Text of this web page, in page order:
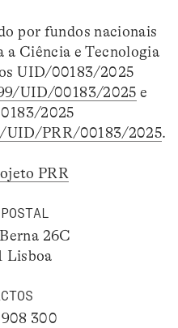
por fundos nacionais
a Ciência e Tecnologia
UID/00183/2025
UID/00183/2025 e
2025
UID/PRR/00183/2025.
PRR
26C
Lisboa
908 300